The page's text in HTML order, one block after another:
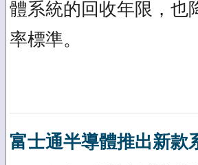
體系統的回收年限，也
率標準。
富士通半導體推出新款